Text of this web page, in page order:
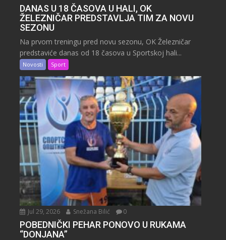
DANAS U 18 ČASOVA U HALI, OK
ŽELEZNIČAR PREDSTAVLJA TIM ZA NOVU
SEZONU
Na prvom treningu pred novu sezonu, OK Železničar
predstaviće danas od 18 časova u Sportskoj hali...
Novosti Sport
Jul 29, 2026 Snežana Bilić 0
POBEDNIČKI PEHAR PONOVO U RUKAMA
“DONJANA”